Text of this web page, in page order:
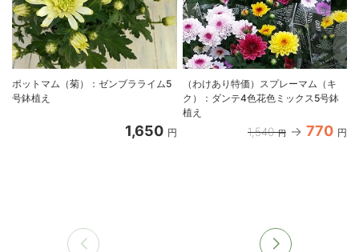
ポットマム（菊）：ゼンブラライム5
号鉢植え
1,650 円
（わけあり特価）スプレーマム（キ
ク）：ダンテ4色花色ミックス5号鉢
植え
1,540 円 770 円